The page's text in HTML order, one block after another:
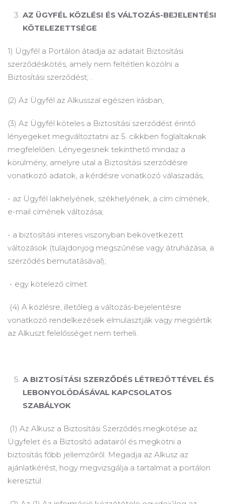
AZ ÜGYFÉL KÖZLÉSI ÉS VÁLTOZÁS-BEJELENTÉSI
KÖTELEZETTSÉGE
1) Ügyfél a Portálon átadja az adatait Biztosítási
szerződéskötés, amely nem feltétlen közölni a
Biztosítási szerződést; .
(2) Az Ügyfél az Alkusszal egészen írásban,
(3) Az Ügyfél köteles a Biztosítási szerződést érintő
lényegeket megváltoztatni az 5. cikkben foglaltaknak
megfelelően. Lényegesnek tekinthető mindaz a
körülmény, amelyre utal a Biztosítási szerződésre
vonatkozó adatok, a kérdésre vonatkozó válaszadás,
- az Ügyfél lakhelyének, székhelyének, a cím címének,
e-mail címének változása;
- a biztosítási interes viszonyban bekövetkezett
változások (tulajdonjog megszűnése vagy átruházása, a
szerződés bemutatásával);
- egy kötelező címet.
(4) A közlésre, illetőleg a változás-bejelentésre
vonatkozó rendelkezések elmulasztják vagy megsértik
az Alkuszt felelősséget nem terheli.
A BIZTOSÍTÁSI SZERZŐDÉS LÉTREJÖTTÉVEL ÉS
LEBONYOLÓDÁSÁVAL KAPCSOLATOS
SZABÁLYOK
(1) Az Alkusz a Biztosítási Szerződés megkötése az
Ügyfelet és a Biztosító adatairól és megkötni a
biztosítás főbb jellemzőiről. Megadja az Alkusz az
ajánlatkérést, hogy megvizsgálja a tartalmat a portálon
keresztül.